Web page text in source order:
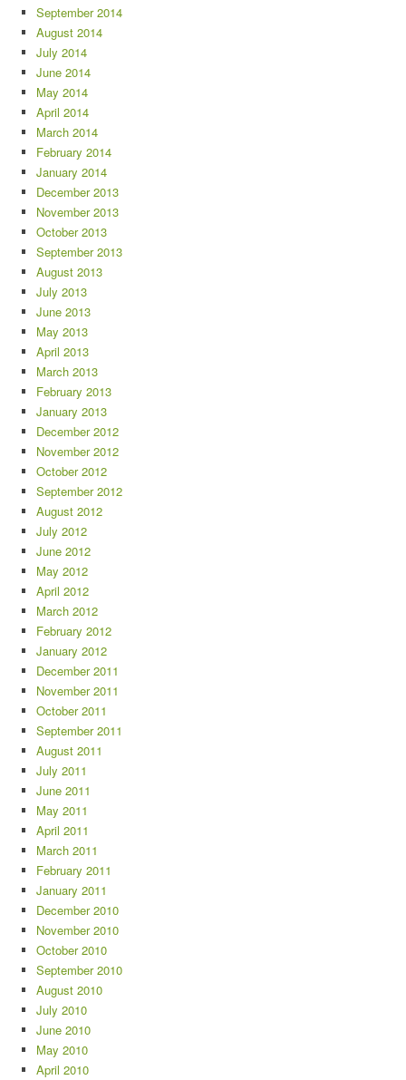
September 2014
August 2014
July 2014
June 2014
May 2014
April 2014
March 2014
February 2014
January 2014
December 2013
November 2013
October 2013
September 2013
August 2013
July 2013
June 2013
May 2013
April 2013
March 2013
February 2013
January 2013
December 2012
November 2012
October 2012
September 2012
August 2012
July 2012
June 2012
May 2012
April 2012
March 2012
February 2012
January 2012
December 2011
November 2011
October 2011
September 2011
August 2011
July 2011
June 2011
May 2011
April 2011
March 2011
February 2011
January 2011
December 2010
November 2010
October 2010
September 2010
August 2010
July 2010
June 2010
May 2010
April 2010